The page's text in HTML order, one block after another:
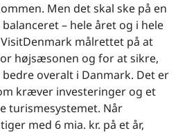
Men det skal ske på en
– hele året og i hele
målrettet på at
højsæsonen og for at sikre,
overalt i Danmark. Det er
kræver investeringer og et
turismesystemet. Når
med 6 mia. kr. på et år,